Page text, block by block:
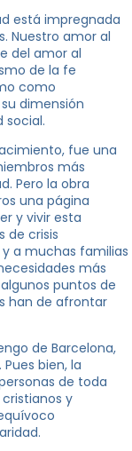
está impregnada
Nuestro amor al
del amor al
de la fe
como
dimensión
social.
fue una
más
Pero la obra
una página
y vivir esta
de crisis
a muchas familias
más
puntos de
han de afrontar
de Barcelona,
bien, la
de toda
y